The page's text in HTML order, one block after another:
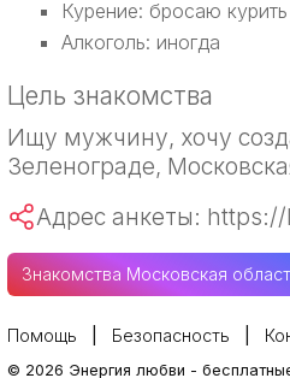
Курение: бросаю курить
Алкоголь: иногда
Цель знакомства
Ищу мужчину, хочу
Зеленограде,
Адрес анкеты:
Знакомства Московская
Помощь Безопасность
© 2026 Энергия любви -